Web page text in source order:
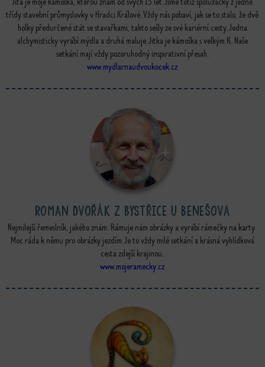
třídy stavební průmyslovky v Hradci Králové. Vždy nás pobaví, jak se to stalo, že dvě
holky předurčené stát se stavařkami, takto sešly ze své kariérní cesty. Jedna
alchymisticky vyrábí mýdla a druhá maluje. Jitka je kámoška s velkým K. Naše
setkání mají vždy pozoruhodný inspirativní přesah.
www.mydlarnaudvoukocek.cz
Roman Dvořák z Bystřice u Benešova
Nejmilejší řemeslník, jakého znám. Rámuje nám obrázky a vyrábí rámečky na karty.
Moc ráda k němu pro obrázky jezdím. Je to vždy milé setkání a krásná vyhlídková
cesta zdejší krajinou.
www.mojeramecky.cz